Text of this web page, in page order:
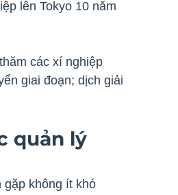
lên Tokyo 10 năm
các xí nghiệp
giai đoạn; dịch giải
quản lý
không ít khó